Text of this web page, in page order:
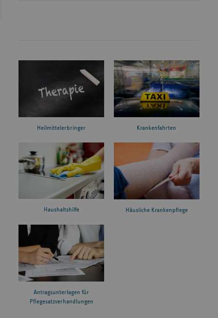
Heilmittelerbringer Krankenfahrten
Haushaltshilfe Häusliche Krankenpflege
Antragsunterlagen für
Pflegesatzverhandlungen